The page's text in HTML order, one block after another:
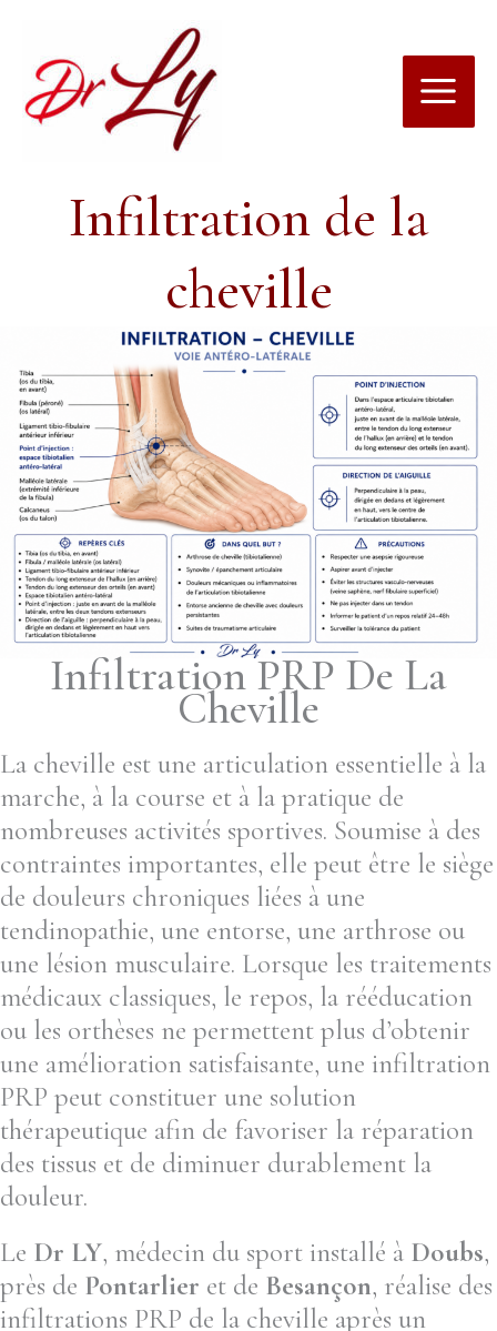
contenu
Infiltration de la
cheville
Infiltration PRP De La
Cheville
La cheville est une articulation essentielle à la
marche, à la course et à la pratique de
nombreuses activités sportives. Soumise à des
contraintes importantes, elle peut être le siège
de douleurs chroniques liées à une
tendinopathie, une entorse, une arthrose ou
une lésion musculaire. Lorsque les traitements
médicaux classiques, le repos, la rééducation
ou les orthèses ne permettent plus d’obtenir
une amélioration satisfaisante, une infiltration
PRP peut constituer une solution
thérapeutique afin de favoriser la réparation
des tissus et de diminuer durablement la
douleur.
Le Dr LY, médecin du sport installé à Doubs,
près de Pontarlier et de Besançon, réalise des
infiltrations PRP de la cheville après un